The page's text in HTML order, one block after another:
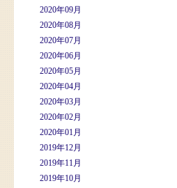
2020年09月
2020年08月
2020年07月
2020年06月
2020年05月
2020年04月
2020年03月
2020年02月
2020年01月
2019年12月
2019年11月
2019年10月